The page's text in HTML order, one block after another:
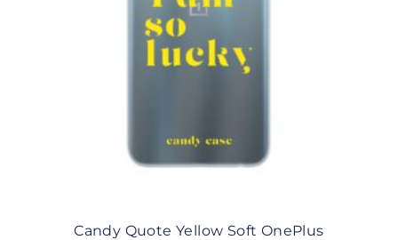
Candy Quote Yellow Soft OnePlus